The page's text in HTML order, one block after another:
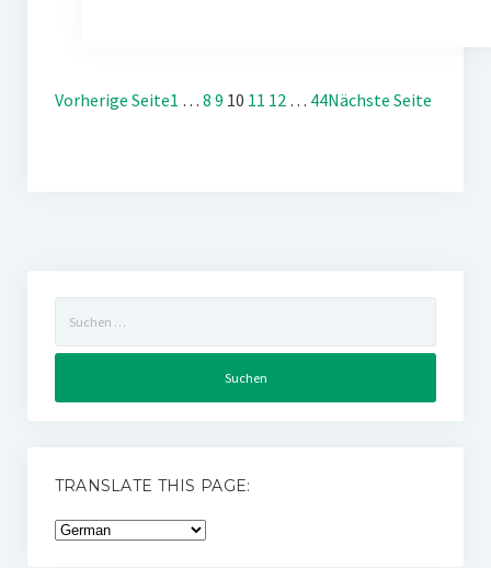
Vorherige Seite1 … 8 9 10 11 12 … 44Nächste Seite
nach:
TRANSLATE THIS PAGE: